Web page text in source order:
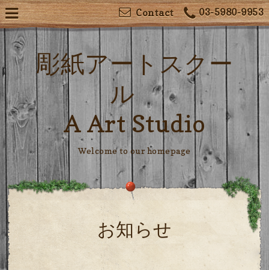
03-5980-9953
Contact
彫紙アートスクー
ル
A Art Studio
Welcome to our homepage
お知らせ